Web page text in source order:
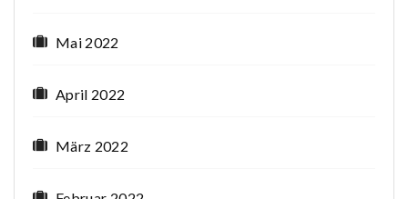
Mai 2022
April 2022
März 2022